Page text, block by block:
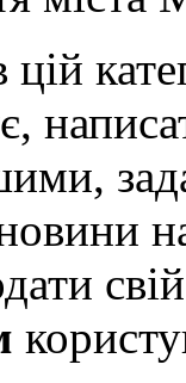
цій